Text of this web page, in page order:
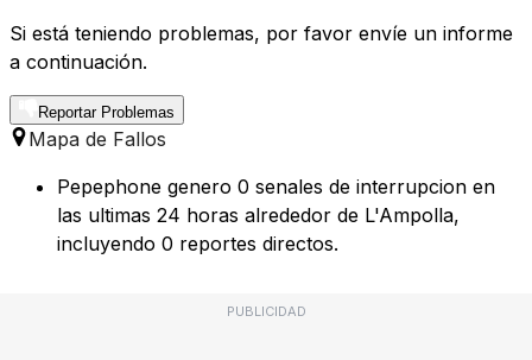
Si está teniendo problemas, por favor envíe un informe
a continuación.
Reportar Problemas
Mapa de Fallos
Pepephone genero 0 senales de interrupcion en
las ultimas 24 horas alrededor de L'Ampolla,
incluyendo 0 reportes directos.
PUBLICIDAD